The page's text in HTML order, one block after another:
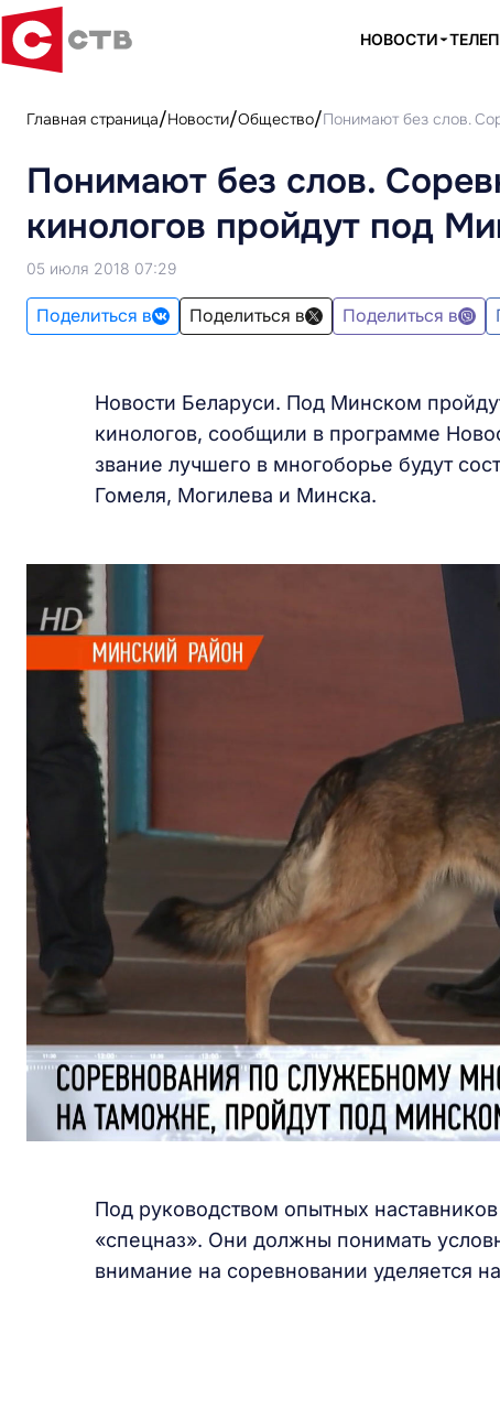
НОВОСТИ
Главная страница Новости Общество Понимают без слов.
Понимают без слов.
кинологов пройдут под
05 июля 2018 07:29
Поделиться в Поделиться в Поделиться в
Новости Беларуси. Под Минском
кинологов, сообщили в программе
звание лучшего в многоборье будут
Гомеля, Могилева и Минска.
Под руководством опытных
«спецназ». Они должны понимать
внимание на соревновании уделяется